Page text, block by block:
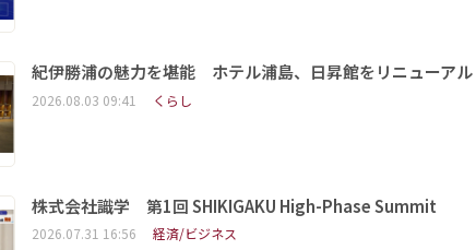
紀伊勝浦の魅力を堪能 ホテル浦島、日昇館をリニューアル
2026.08.03 09:41 くらし
株式会社識学 第1回 SHIKIGAKU High-Phase Summit
2026.07.31 16:56 経済/ビジネス